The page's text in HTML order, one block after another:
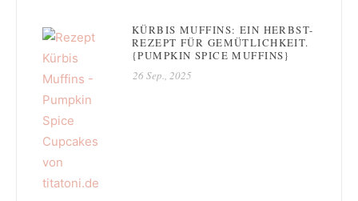
KÜRBIS MUFFINS: EIN HERBST-
REZEPT FÜR GEMÜTLICHKEIT.
{PUMPKIN SPICE MUFFINS}
26 Sep., 2025